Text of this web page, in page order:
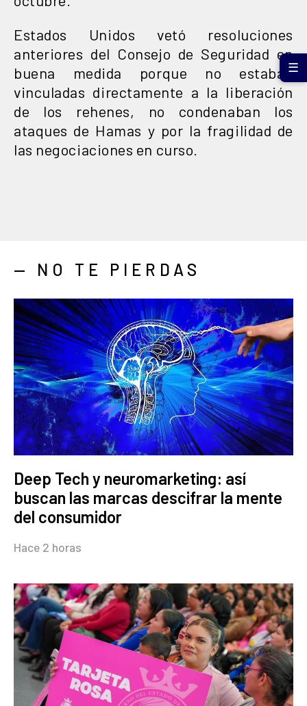
Estados Unidos vetó resoluciones
anteriores del Consejo de Seguridad en
buena medida porque no estaban
vinculadas directamente a la liberación
de los rehenes, no condenaban los
ataques de Hamas y por la fragilidad de
las negociaciones en curso.
— NO TE PIERDAS
Deep Tech y neuromarketing: así
buscan las marcas descifrar la mente
del consumidor
Hace 2 horas
☰